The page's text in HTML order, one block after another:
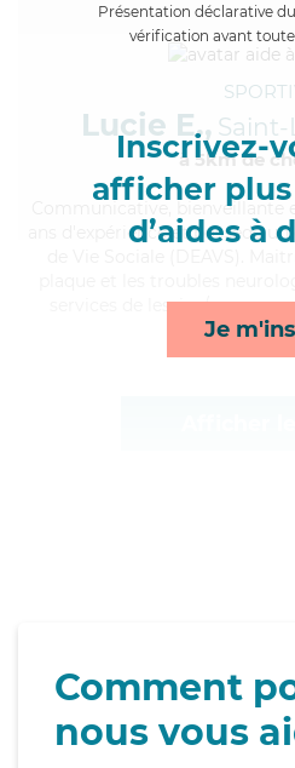
Présentation déclarative
vérification avant
Inscrivez-
afficher
d’aides à
Je
Lucie E.,
à 5km de
, bienveillante
ans d'expérience et possède
services de lessive/
lever/
Comment
nous vous